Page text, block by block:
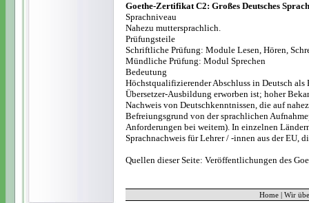
Goethe-Zertifikat C2: Großes Deutsches
Sprachniveau
Nahezu muttersprachlich.
Prüfungsteile
Schriftliche Prüfung: Module Lesen, Hören,
Mündliche Prüfung: Modul Sprechen
Bedeutung
Höchstqualifizierender Abschluss in Deutsch als
Übersetzer-Ausbildung erworben ist; hoher
Nachweis von Deutschkenntnissen, die auf
Befreiungsgrund von der sprachlichen
Anforderungen bei weitem). In einzelnen
Sprachnachweis für Lehrer / -innen aus der EU,
Quellen dieser Seite: Veröffentlichungen des
Home | Wir